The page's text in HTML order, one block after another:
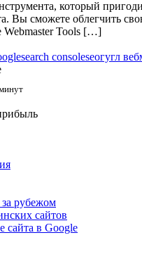
который
Вы сможете облегчить
Webmaster Tools […]
search consoleseoгугл
рубежом
сайтов
сайта в Google